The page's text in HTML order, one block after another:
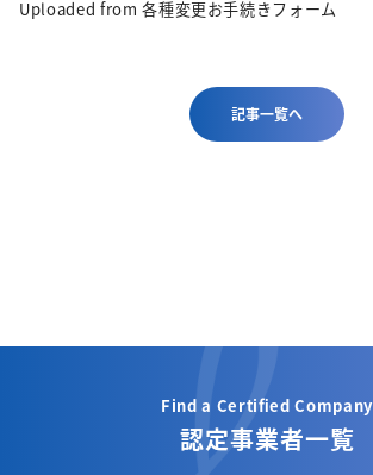
Uploaded from 各種変更お手続きフォーム
記事一覧へ
Find a Certified Company
認定事業者一覧